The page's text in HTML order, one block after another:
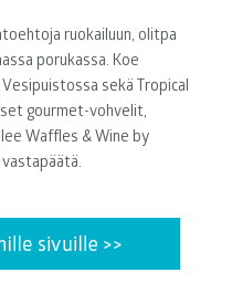
ruokailuun, olitpa
porukassa. Koe
sekä Tropical
gourmet-vohvelit,
Waffles & Wine by